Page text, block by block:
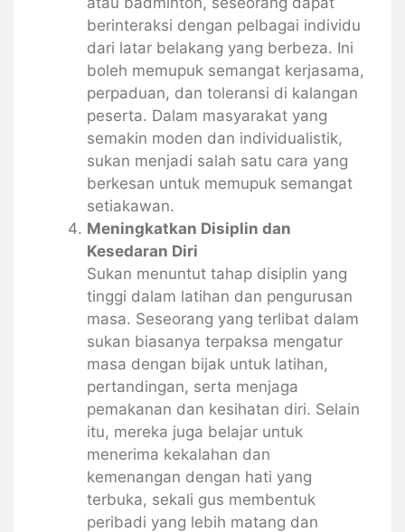
berinteraksi dengan pelbagai individu
dari latar belakang yang berbeza. Ini
boleh memupuk semangat kerjasama,
perpaduan, dan toleransi di kalangan
peserta. Dalam masyarakat yang
semakin moden dan individualistik,
sukan menjadi salah satu cara yang
berkesan untuk memupuk semangat
setiakawan.
Meningkatkan Disiplin dan
Kesedaran Diri
Sukan menuntut tahap disiplin yang
tinggi dalam latihan dan pengurusan
masa. Seseorang yang terlibat dalam
sukan biasanya terpaksa mengatur
masa dengan bijak untuk latihan,
pertandingan, serta menjaga
pemakanan dan kesihatan diri. Selain
itu, mereka juga belajar untuk
menerima kekalahan dan
kemenangan dengan hati yang
terbuka, sekali gus membentuk
peribadi yang lebih matang dan